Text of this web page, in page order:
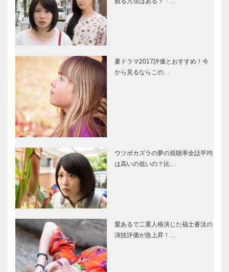
夏ドラマ2017評価とおすすめ！今
から見るならこの…
ウツボカズラの夢の視聴率全話平均
は高いの低いの？比…
愛あるで二重人格演じた福士蒼汰の
演技評価が急上昇！…